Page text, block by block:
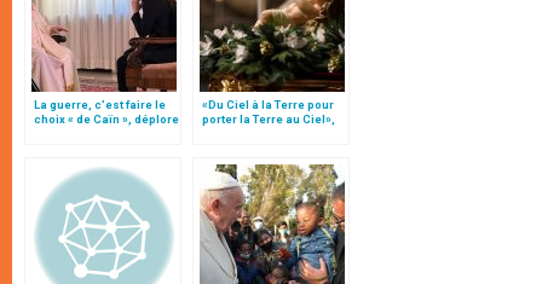
La guerre, c’est faire le
choix « de Caïn », déplore
«Du Ciel à la Terre pour
porter la Terre au Ciel»,